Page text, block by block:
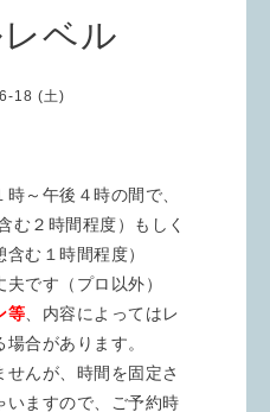
ベル
18 (土)
～午後４時の間で、
む２時間程度）もしく
む１時間程度）
です（プロ以外）
等 、内容によってはレ
合があります。
んが、時間を固定さ
いますので、ご予約時